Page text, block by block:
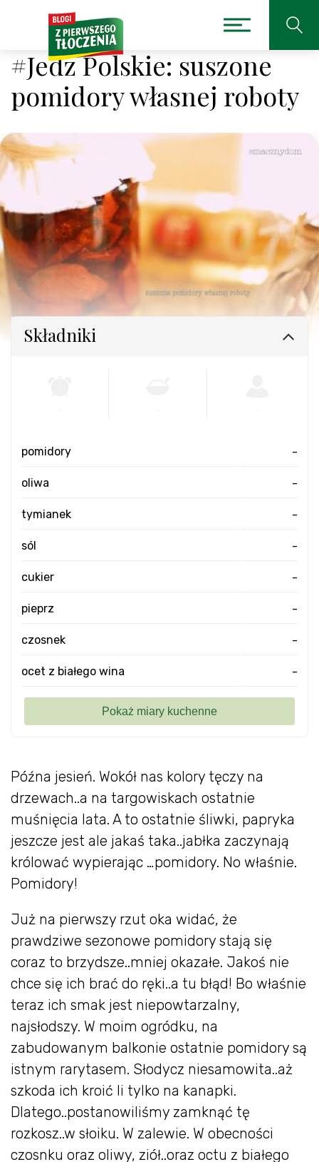
#Jedz Polskie: suszone
pomidory własnej roboty
Późna jesień. Wokół nas kolory tęczy na
drzewach..a na targowiskach ostatnie
muśnięcia lata. A to ostatnie śliwki, papryka
jeszcze jest ale jakaś taka..jabłka zaczynają
królować wypierając …pomidory. No właśnie.
Pomidory!
Już na pierwszy rzut oka widać, że
prawdziwe sezonowe pomidory stają się
coraz to brzydsze..mniej okazałe. Jakoś nie
chce się ich brać do ręki..a tu błąd! Bo właśnie
teraz ich smak jest niepowtarzalny,
najsłodszy. W moim ogródku, na
zabudowanym balkonie ostatnie pomidory są
istnym rarytasem. Słodycz niesamowita..aż
szkoda ich kroić li tylko na kanapki.
Dlatego..postanowiliśmy zamknąć tę
rozkosz..w słoiku. W zalewie. W obecności
czosnku oraz oliwy, ziół..oraz octu z białego
Składniki
pomidory -
oliwa -
tymianek -
sól -
cukier -
pieprz -
czosnek -
ocet z białego wina -